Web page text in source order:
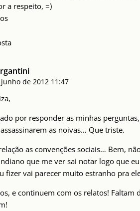
a respeito, =)
de 2012 11:47
por responder as minhas
as noivas… Que triste.
as convenções sociais… Bem,
que me ver sai notar logo que
fizer vai parecer muito estranho pra
e continuem com os relatos! Faltam